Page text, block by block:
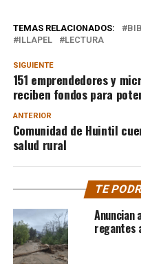
TEMAS RELACIONADOS:
ILLAPEL
LECTURA
SIGUIENTE
151 emprendedores y
reciben fondos para
ANTERIOR
Comunidad de Huintil
salud rural
TE
Anuncian
regantes